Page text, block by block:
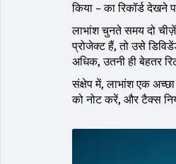
किया – का रिकॉर्ड
लाभांश चुनते समय दो
प्रोजेक्ट हैं, तो उसे
अधिक, उतनी ही बेहतर
संक्षेप में, लाभांश एक
को नोट करें, और टैक्स